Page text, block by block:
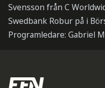
Svensson från C
Swedbank Robur på i
Programledare: Gabriel